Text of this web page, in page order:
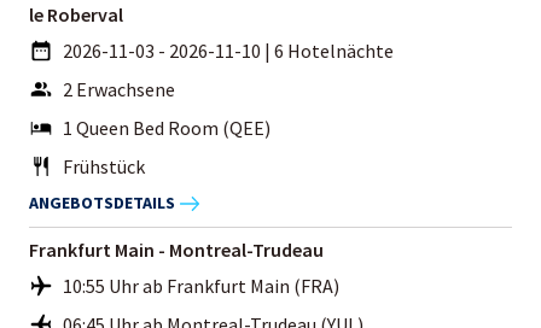
le Roberval
2026-11-03 - 2026-11-10 | 6 Hotelnächte
2 Erwachsene
1 Queen Bed Room (QEE)
Frühstück
ANGEBOTSDETAILS
Frankfurt Main - Montreal-Trudeau
10:55 Uhr ab Frankfurt Main (FRA)